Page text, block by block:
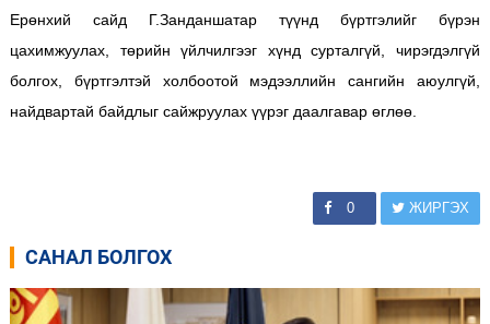
Ерөнхий сайд Г.Занданшатар түүнд бүртгэлийг бүрэн
цахимжуулах, төрийн үйлчилгээг хүнд сурталгүй, чирэгдэлгүй
болгох, бүртгэлтэй холбоотой мэдээллийн сангийн аюулгүй,
найдвартай байдлыг сайжруулах үүрэг даалгавар өглөө.
0 ЖИРГЭХ
САНАЛ БОЛГОХ